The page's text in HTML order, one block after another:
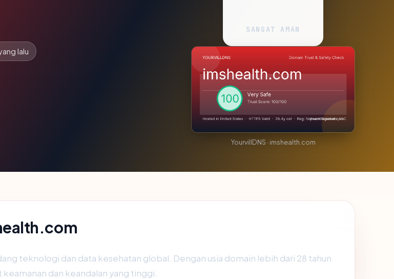
lalu
SANGAT AMAN
YourvillDNS · imshealth.com
teknologi dan data kesehatan global. Dengan usia domain lebih dari 28 tahun
dan keandalan yang tinggi.